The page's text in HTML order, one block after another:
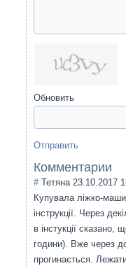
Обновить
Отправить
Комментарии
# Тетяна 23.10.2017
Купувала ліжко-
інструкції. Через
в інстукції сказано,
години). Вже через
прогинається.